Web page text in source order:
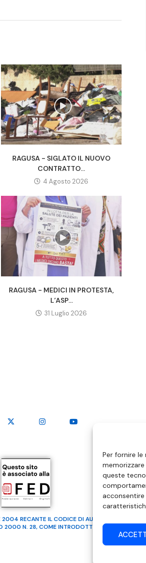
Per fornire
queste
RAGUSA - SIGLATO IL NUOVO
CONTRATTO...
4 Agosto 2026
RAGUSA - MEDICI IN PROTESTA,
L’ASP...
31 Luglio 2026
RECANTE IL CODICE DI
2000 N. 28, COME INTRODOTTO DALLA LEGGE 6
riservati | RVM Srl – SS 115 Km 339,500 –